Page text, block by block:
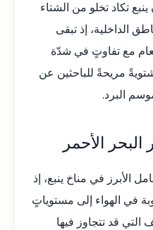
تكاد تخلو من الشتاء
الداخلية، إذ تبقى
مع تفاوتٍ في شدّة
مريحةً للباحثين عن
البرد.
البحر الأحمر
الأبرز في مناخ ينبع، إذ
في الهواء إلى مستوياتٍ
قد تتجاوز فيها